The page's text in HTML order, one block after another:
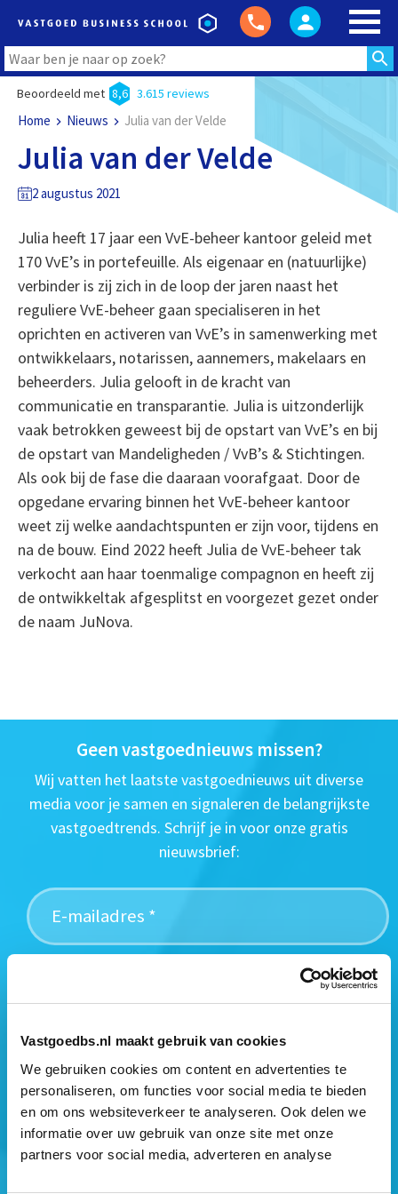
Vastgoedbs.nl maakt gebruik van cookies
We gebruiken cookies om content en advertenties te
personaliseren, om functies voor social media te bieden
en om ons websiteverkeer te analyseren. Ook delen we
informatie over uw gebruik van onze site met onze
partners voor social media, adverteren en analyse
Beoordeeld met 8,6 3.615 reviews
Home Nieuws Julia van der Velde
Julia van der Velde
2 augustus 2021
Julia heeft 17 jaar een VvE-beheer kantoor geleid met
170 VvE’s in portefeuille. Als eigenaar en (natuurlijke)
verbinder is zij zich in de loop der jaren naast het
reguliere VvE-beheer gaan specialiseren in het
oprichten en activeren van VvE’s in samenwerking met
ontwikkelaars, notarissen, aannemers, makelaars en
beheerders. Julia gelooft in de kracht van
communicatie en transparantie. Julia is uitzonderlijk
vaak betrokken geweest bij de opstart van VvE’s en bij
de opstart van Mandeligheden / VvB’s & Stichtingen.
Als ook bij de fase die daaraan voorafgaat. Door de
opgedane ervaring binnen het VvE-beheer kantoor
weet zij welke aandachtspunten er zijn voor, tijdens en
na de bouw. Eind 2022 heeft Julia de VvE-beheer tak
verkocht aan haar toenmalige compagnon en heeft zij
de ontwikkeltak afgesplitst en voorgezet gezet onder
de naam JuNova.
Geen vastgoednieuws missen?
Wij vatten het laatste vastgoednieuws uit diverse
media voor je samen en signaleren de belangrijkste
vastgoedtrends. Schrijf je in voor onze gratis
nieuwsbrief:
Mogen wij jouw gegevens opslaan? *
Ja, ik geef toestemming om mijn gegevens op te slaan